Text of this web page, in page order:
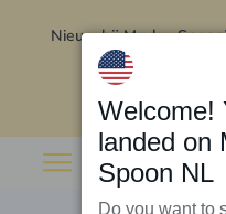
Nieuw bij Marley
Welcome!
landed on
Spoon NL
Do you want to